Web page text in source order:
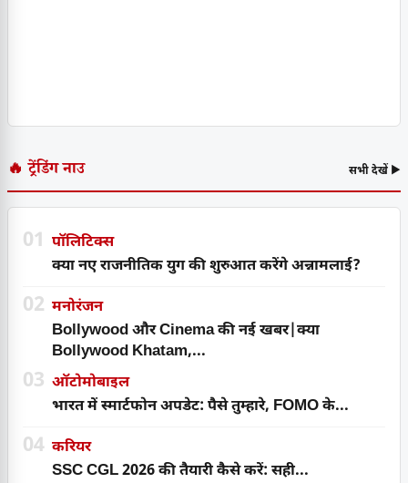
🔥 ट्रेंडिंग नाउ सभी देखें ▶
01 पॉलिटिक्स
क्या नए राजनीतिक युग की शुरुआत करेंगे अन्नामलाई?
02 मनोरंजन
Bollywood और Cinema की नई खबर|क्या
Bollywood Khatam,...
03 ऑटोमोबाइल
भारत में स्मार्टफोन अपडेट: पैसे तुम्हारे, FOMO के...
04 करियर
SSC CGL 2026 की तैयारी कैसे करें: सही...